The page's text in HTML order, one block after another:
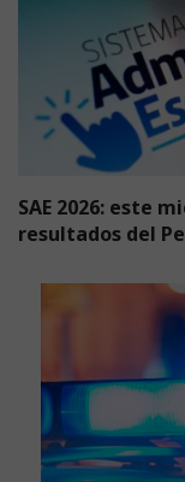
SAE 2026: este
resultados del